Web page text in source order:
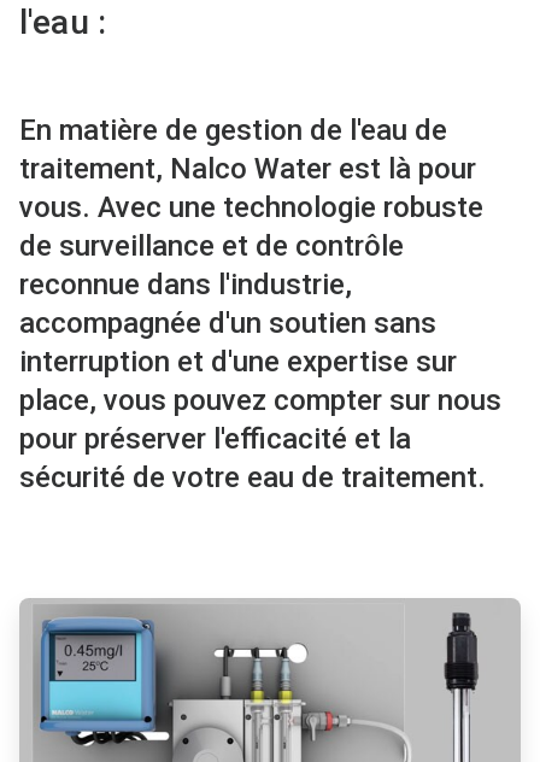
l'eau :
En matière de gestion de l'eau de
traitement, Nalco Water est là pour
vous. Avec une technologie robuste
de surveillance et de contrôle
reconnue dans l'industrie,
accompagnée d'un soutien sans
interruption et d'une expertise sur
place, vous pouvez compter sur nous
pour préserver l'efficacité et la
sécurité de votre eau de traitement.
ArticleTile